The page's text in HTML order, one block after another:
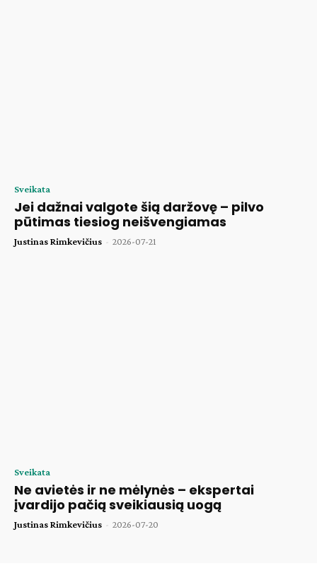
Sveikata
Jei dažnai valgote šią daržovę – pilvo
pūtimas tiesiog neišvengiamas
Justinas Rimkevičius - 2026-07-21
Sveikata
Ne avietės ir ne mėlynės – ekspertai
įvardijo pačią sveikiausią uogą
Justinas Rimkevičius - 2026-07-20